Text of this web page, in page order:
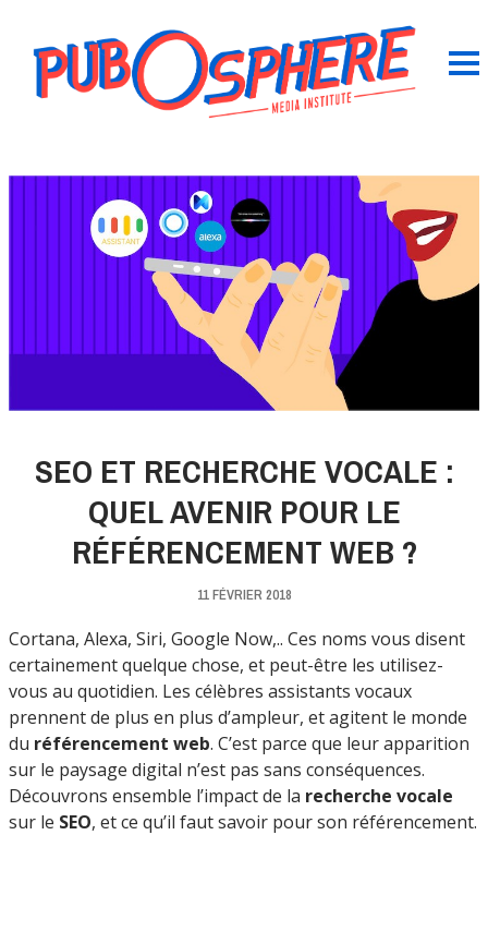
SEO ET RECHERCHE VOCALE :
QUEL AVENIR POUR LE
RÉFÉRENCEMENT WEB ?
11 FÉVRIER 2018
Cortana, Alexa, Siri, Google Now,.. Ces noms vous disent
certainement quelque chose, et peut-être les utilisez-
vous au quotidien. Les célèbres assistants vocaux
prennent de plus en plus d’ampleur, et agitent le monde
du référencement web. C’est parce que leur apparition
sur le paysage digital n’est pas sans conséquences.
Découvrons ensemble l’impact de la recherche vocale
sur le SEO, et ce qu’il faut savoir pour son référencement.